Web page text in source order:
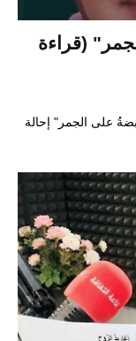
(قراءة
على الجمر" إحالة